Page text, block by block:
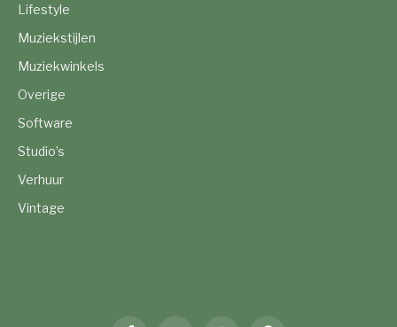
Lifestyle
Muziekstijlen
Muziekwinkels
Overige
Software
Studio’s
Verhuur
Vintage